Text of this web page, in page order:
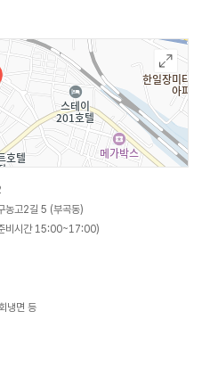
농고2길 5 (부곡동)
비시간 15:00~17:00)
냉면 등